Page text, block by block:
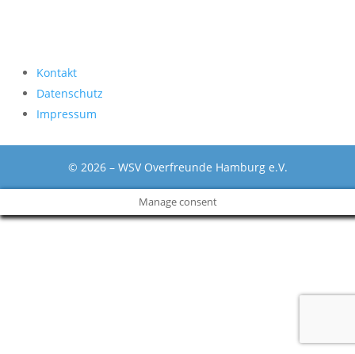
Kontakt
Datenschutz
Impressum
© 2026 – WSV Overfreunde Hamburg e.V.
Manage consent
The